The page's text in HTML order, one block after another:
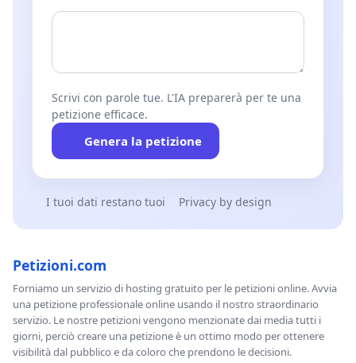
Scrivi con parole tue. L'IA preparerà per te una
petizione efficace.
Genera la petizione
I tuoi dati restano tuoi Privacy by design
Petizioni.com
Forniamo un servizio di hosting gratuito per le petizioni online. Avvia
una petizione professionale online usando il nostro straordinario
servizio. Le nostre petizioni vengono menzionate dai media tutti i
giorni, perciò creare una petizione è un ottimo modo per ottenere
visibilità dal pubblico e da coloro che prendono le decisioni.